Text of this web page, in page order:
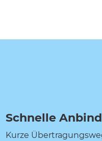
Schnelle
Kurze